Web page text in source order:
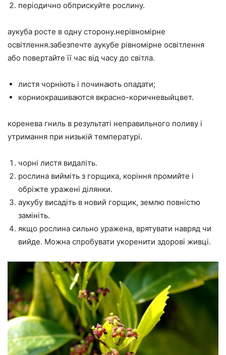
періодично обприскуйте рослину.
аукуба росте в одну сторону.нерівномірне
освітлення.забезпечте аукубе рівномірне освітлення
або повертайте її час від часу до світла.
листя чорніють і починають опадати;
корниокрашиваются вкрасно-коричневыйцвет.
коренева гниль в результаті неправильного поливу і
утримання при низькій температурі.
чорні листя видаліть.
рослина вийміть з горщика, коріння промийте і
обріжте уражені ділянки.
аукубу висадіть в новий горщик, землю повністю
замініть.
якщо рослина сильно уражена, врятувати навряд чи
вийде. Можна спробувати укоренити здорові живці.